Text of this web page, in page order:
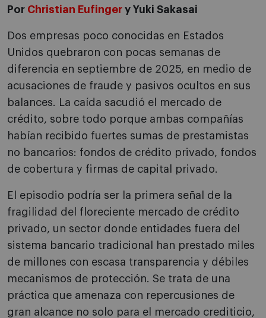
Por Christian Eufinger y Yuki Sakasai
Dos empresas poco conocidas en Estados
Unidos quebraron con pocas semanas de
diferencia en septiembre de 2025, en medio de
acusaciones de fraude y pasivos ocultos en sus
balances. La caída sacudió el mercado de
crédito, sobre todo porque ambas compañías
habían recibido fuertes sumas de prestamistas
no bancarios: fondos de crédito privado, fondos
de cobertura y firmas de capital privado.
El episodio podría ser la primera señal de la
fragilidad del floreciente mercado de crédito
privado, un sector donde entidades fuera del
sistema bancario tradicional han prestado miles
de millones con escasa transparencia y débiles
mecanismos de protección. Se trata de una
práctica que amenaza con repercusiones de
gran alcance no solo para el mercado crediticio,